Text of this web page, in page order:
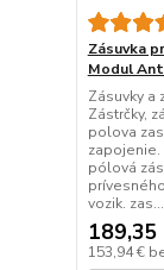
Zásuvka
Modul
Zásuvky a
Zástrčky,
polova
zapojenie.
pólová
vozik. zas...
189,35
153,94 €